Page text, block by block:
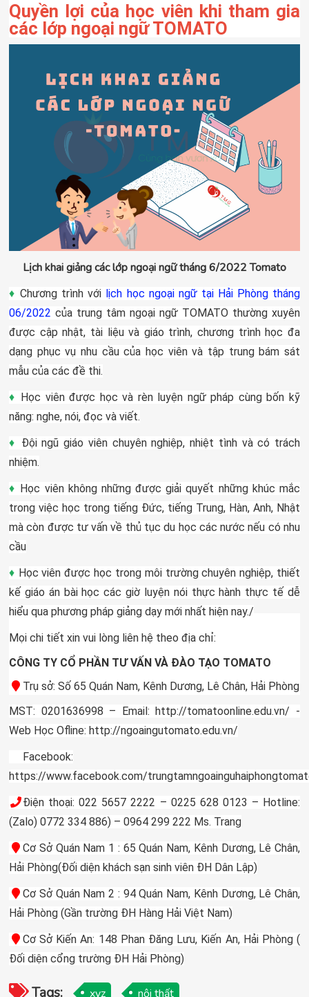
Quyền lợi của học viên khi tham gia
các lớp ngoại ngữ TOMATO
Lịch khai giảng các lớp ngoại ngữ tháng 6/2022 Tomato
♦ Chương trình với lịch học ngoại ngữ tại Hải Phòng tháng
06/2022 của trung tâm ngoại ngữ TOMATO thường xuyên
được cập nhật, tài liệu và giáo trình, chương trình học đa
dạng phục vụ nhu cầu của học viên và tập trung bám sát
mẫu của các đề thi.
♦ Học viên được học và rèn luyện ngữ pháp cùng bốn kỹ
năng: nghe, nói, đọc và viết.
♦ Đội ngũ giáo viên chuyên nghiệp, nhiệt tình và có trách
nhiệm.
♦ Học viên không những được giải quyết những khúc mắc
trong việc học trong tiếng Đức, tiếng Trung, Hàn, Anh, Nhật
mà còn được tư vấn về thủ tục du học các nước nếu có nhu
cầu
♦ Học viên được học trong môi trường chuyên nghiệp, thiết
kế giáo án bài học các giờ luyện nói thực hành thực tế dễ
hiểu qua phương pháp giảng dạy mới nhất hiện nay./
Mọi chi tiết xin vui lòng liên hệ theo địa chỉ:
CÔNG TY CỔ PHẦN TƯ VẤN VÀ ĐÀO TẠO TOMATO
Trụ sở: Số 65 Quán Nam, Kênh Dương, Lê Chân, Hải Phòng
MST: 0201636998 – Email: http://tomatoonline.edu.vn/ -
Web Học Ofline: http://ngoaingutomato.edu.vn/
Facebook:
https://www.facebook.com/
Điện thoại: 022 5657 2222 – 0225 628 0123 – Hotline:
(Zalo) 0772 334 886) – 0964 299 222 Ms. Trang
Cơ Sở Quán Nam 1 : 65 Quán Nam, Kênh Dương, Lê Chân,
Hải Phòng(Đối diện khách sạn sinh viên ĐH Dân Lập)
Cơ Sở Quán Nam 2 : 94 Quán Nam, Kênh Dương, Lê Chân,
Hải Phòng (Gần trường ĐH Hàng Hải Việt Nam)
Cơ Sở Kiến An: 148 Phan Đăng Lưu, Kiến An, Hải Phòng (
Đối diện cổng trường ĐH Hải Phòng)
Tags: xyz nội thất